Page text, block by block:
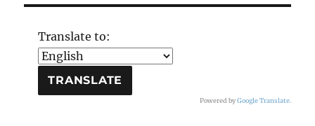
Translate to:
Powered byGoogle Translate.